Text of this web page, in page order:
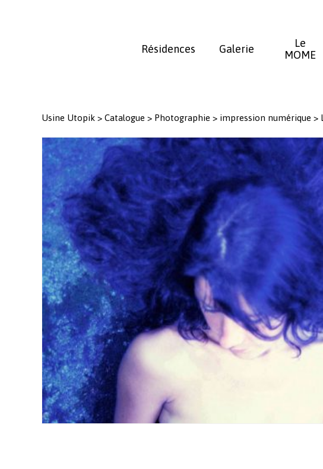
Résidences Galerie
Le
MOME
Usine Utopik > Catalogue > Photographie > impression numérique >